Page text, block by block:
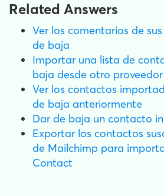
Related Answers
Ver los comentarios de
de baja
Importar una lista de
baja desde otro proveedor
Ver los contactos
de baja anteriormente
Dar de baja un contacto
Exportar los contactos
de Mailchimp para
Contact